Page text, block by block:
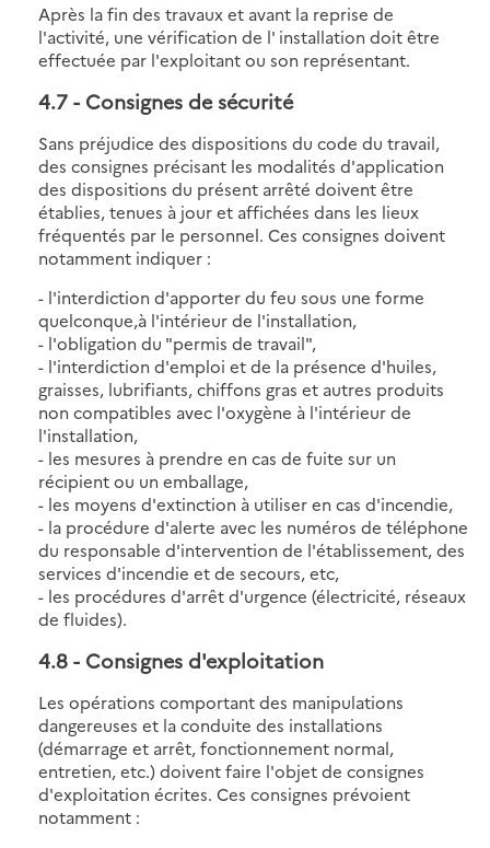
Après la fin des travaux et avant la reprise de
l'activité, une vérification de l' installation doit être
effectuée par l'exploitant ou son représentant.
4.7 - Consignes de sécurité
Sans préjudice des dispositions du code du travail,
des consignes précisant les modalités d'application
des dispositions du présent arrêté doivent être
établies, tenues à jour et affichées dans les lieux
fréquentés par le personnel. Ces consignes doivent
notamment indiquer :
- l'interdiction d'apporter du feu sous une forme
quelconque,à l'intérieur de l'installation,
- l'obligation du "permis de travail",
- l'interdiction d'emploi et de la présence d'huiles,
graisses, lubrifiants, chiffons gras et autres produits
non compatibles avec l'oxygène à l'intérieur de
l'installation,
- les mesures à prendre en cas de fuite sur un
récipient ou un emballage,
- les moyens d'extinction à utiliser en cas d'incendie,
- la procédure d'alerte avec les numéros de téléphone
du responsable d'intervention de l'établissement, des
services d'incendie et de secours, etc,
- les procédures d'arrêt d'urgence (électricité, réseaux
de fluides).
4.8 - Consignes d'exploitation
Les opérations comportant des manipulations
dangereuses et la conduite des installations
(démarrage et arrêt, fonctionnement normal,
entretien, etc.) doivent faire l'objet de consignes
d'exploitation écrites. Ces consignes prévoient
notamment :